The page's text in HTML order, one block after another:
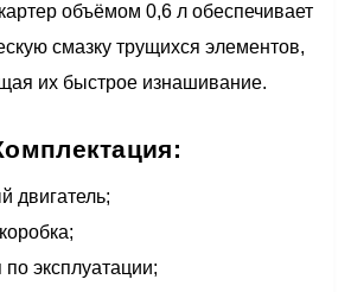
объёмом 0,6 л обеспечивает
смазку трущихся элементов,
их быстрое изнашивание.
двигатель;
по эксплуатации;